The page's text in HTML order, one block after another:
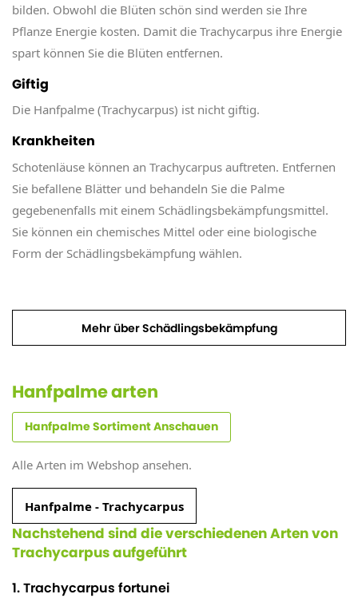
bilden. Obwohl die Blüten schön sind werden sie Ihre
Pflanze Energie kosten. Damit die Trachycarpus ihre Energie
spart können Sie die Blüten entfernen.
Giftig
Die Hanfpalme (Trachycarpus) ist nicht giftig.
Krankheiten
Schotenläuse können an Trachycarpus auftreten. Entfernen
Sie befallene Blätter und behandeln Sie die Palme
gegebenenfalls mit einem Schädlingsbekämpfungsmittel.
Sie können ein chemisches Mittel oder eine biologische
Form der Schädlingsbekämpfung wählen.
Mehr über Schädlingsbekämpfung
Hanfpalme arten
Hanfpalme Sortiment Anschauen
Alle Arten im Webshop ansehen.
Hanfpalme - Trachycarpus
Nachstehend sind die verschiedenen Arten von
Trachycarpus aufgeführt
1. Trachycarpus fortunei